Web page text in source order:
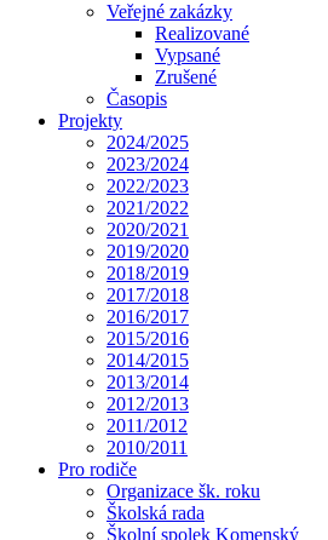
Veřejné zakázky
Realizované
Vypsané
Zrušené
Časopis
Projekty
2024/2025
2023/2024
2022/2023
2021/2022
2020/2021
2019/2020
2018/2019
2017/2018
2016/2017
2015/2016
2014/2015
2013/2014
2012/2013
2011/2012
2010/2011
Pro rodiče
Organizace šk. roku
Školská rada
Školní spolek Komenský